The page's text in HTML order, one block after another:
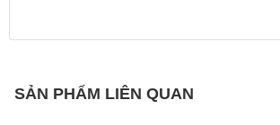
SẢN PHẨM LIÊN QUAN